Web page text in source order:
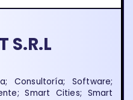
S.R.L
Consultoría; Software;
Smart Cities; Smart